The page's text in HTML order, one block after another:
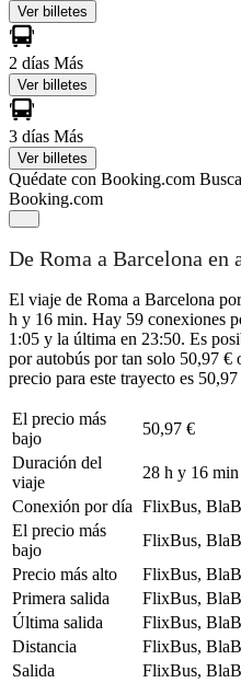
Ver billetes
2 días Más
Ver billetes
3 días Más
Ver billetes
Quédate con Booking.com
Booking.com
De Roma a Barcelona en
El viaje de Roma a Barcelona
h y 16 min. Hay 59 conexiones
1:05 y la última en 23:50. Es
por autobús por tan solo 50,97
precio para este trayecto es 50,97
El precio más
bajo
50,97 €
Duración del
viaje
28 h y 16 min
Conexión por día FlixBus,
El precio más
bajo
FlixBus,
Precio más alto
FlixBus,
Primera salida
FlixBus,
Última salida
FlixBus,
Distancia
FlixBus,
Salida
FlixBus,